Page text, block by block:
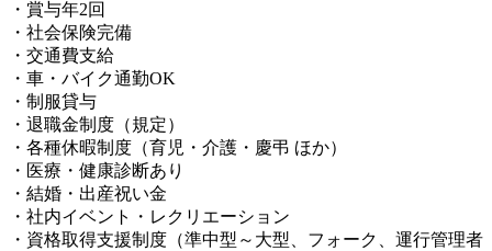
・賞与年2回
・社会保険完備
・交通費支給
・車・バイク通勤OK
・制服貸与
・退職金制度（規定）
・各種休暇制度（育児・介護・慶弔 ほか）
・医療・健康診断あり
・結婚・出産祝い金
・社内イベント・レクリエーション
・資格取得支援制度（準中型～大型、フォーク、運行管理者